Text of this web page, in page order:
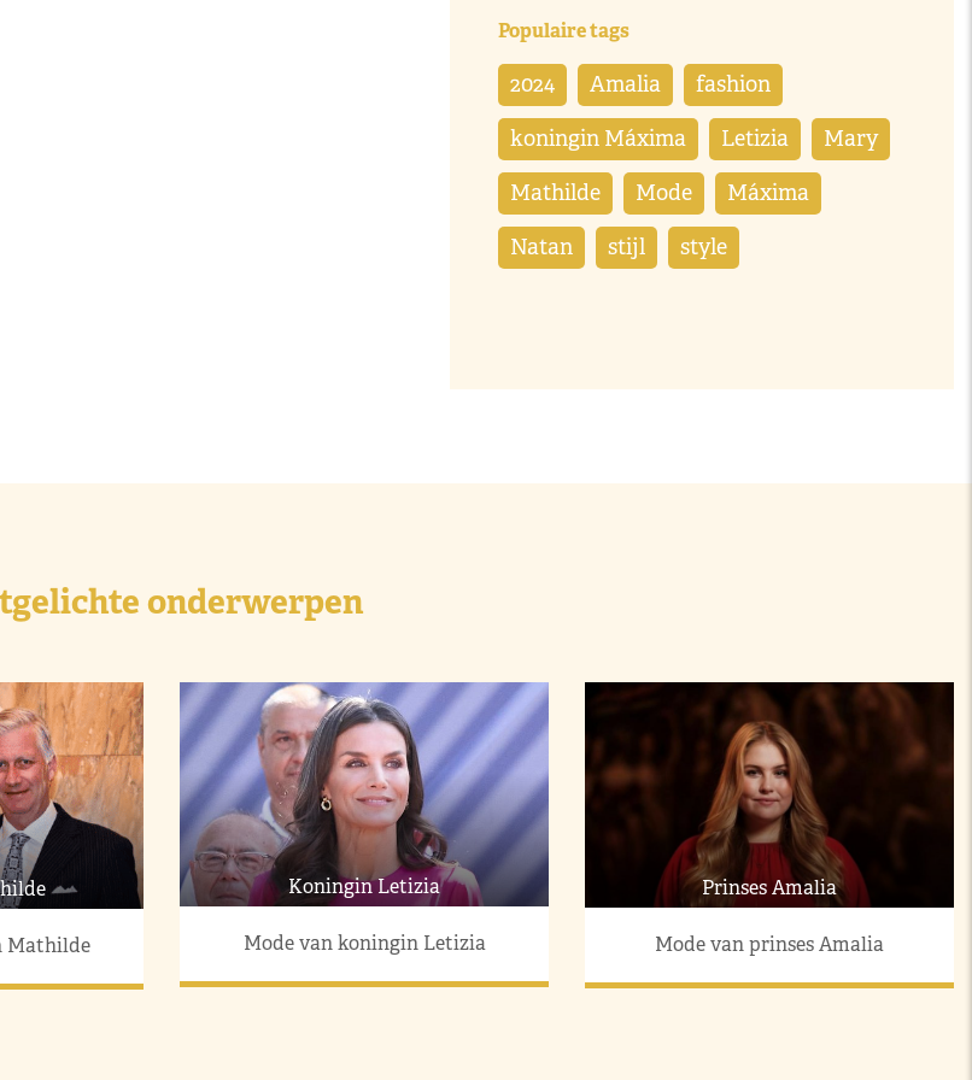
Populaire tags
2024 Amalia fashion
koningin Máxima Letizia Mary
Mathilde Mode Máxima
Natan stijl style
onderwerpen
Mathilde
Koningin Letizia
Mode van koningin Letizia
Prinses Amalia
Mode van prinses Amalia